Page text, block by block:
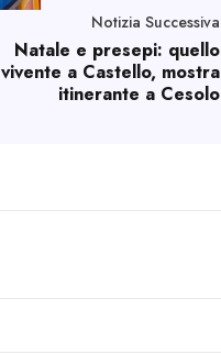
Notizia Successiva
Natale e presepi: quello
vivente a Castello, mostra
itinerante a Cesolo